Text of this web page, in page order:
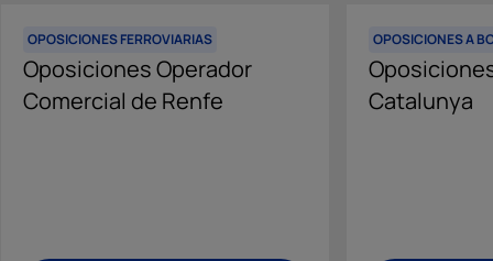
OPOSICIONES FERROVIARIAS
Oposiciones Operador
Comercial de Renfe
OPOSICIONES A
Catalunya